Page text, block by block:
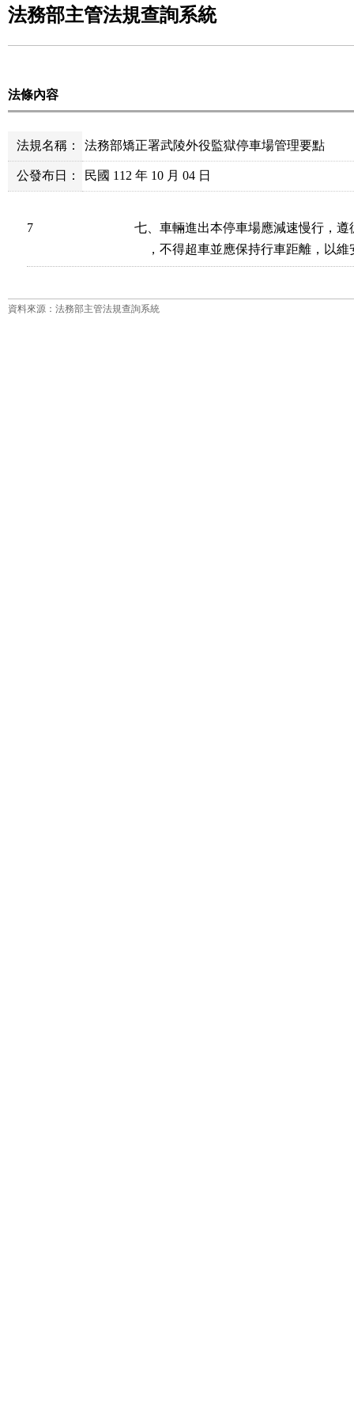
法務部主管法規查詢系統
法條內容
法規名稱： 法務部矯正署武陵外役監獄停車場管理要點
公發布日： 民國 112 年 10 月 04 日
7
七、車輛進出本停車場應減速慢行，
，不得超車並應保持行車距離，以維
資料來源：法務部主管法規查詢系統